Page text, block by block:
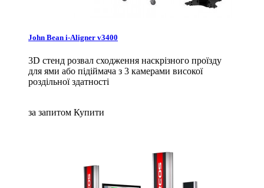
John Bean i-Aligner v3400
3D стенд розвал сходження наскрізного проїзду
для ями або підіймача з 3 камерами високої
роздільної здатності
за запитом Купити